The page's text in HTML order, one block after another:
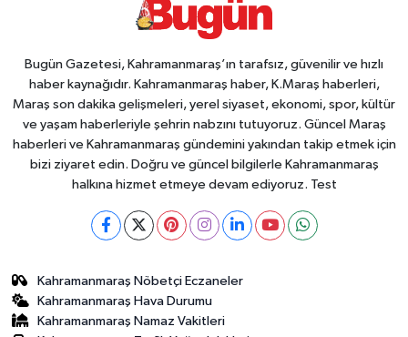
Bugün Gazetesi, Kahramanmaraş’ın tarafsız, güvenilir ve hızlı
haber kaynağıdır. Kahramanmaraş haber, K.Maraş haberleri,
Maraş son dakika gelişmeleri, yerel siyaset, ekonomi, spor, kültür
ve yaşam haberleriyle şehrin nabzını tutuyoruz. Güncel Maraş
haberleri ve Kahramanmaraş gündemini yakından takip etmek için
bizi ziyaret edin. Doğru ve güncel bilgilerle Kahramanmaraş
halkına hizmet etmeye devam ediyoruz. Test
Kahramanmaraş Nöbetçi Eczaneler
Kahramanmaraş Hava Durumu
Kahramanmaraş Namaz Vakitleri